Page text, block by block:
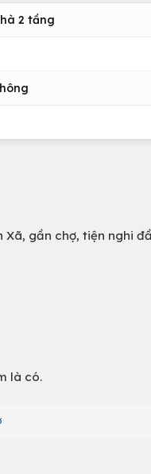
2 tầng
Xã, gần chợ, tiện nghi
là có.